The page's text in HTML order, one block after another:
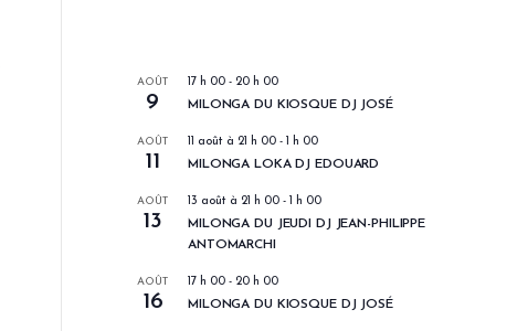
AOÛT
9
17 h 00 - 20 h 00
MILONGA DU KIOSQUE DJ JOSÉ
AOÛT
11
11 août à 21 h 00 - 1 h 00
MILONGA LOKA DJ EDOUARD
AOÛT
13
13 août à 21 h 00 - 1 h 00
MILONGA DU JEUDI DJ JEAN-PHILIPPE
ANTOMARCHI
AOÛT
16
17 h 00 - 20 h 00
MILONGA DU KIOSQUE DJ JOSÉ